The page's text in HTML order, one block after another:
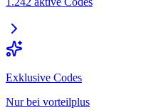
Exklusive Codes
Nur bei vorteilplus